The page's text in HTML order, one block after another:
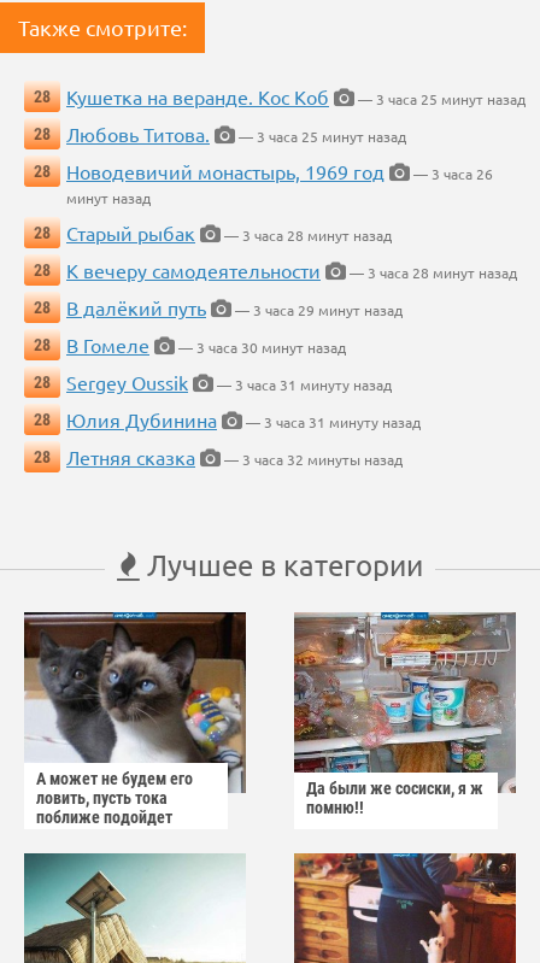
Также смотрите:
28 Кушетка на веранде. Кос Коб
— 3 часа 25 минут назад
28
Любовь Титова.
— 3 часа 25 минут назад
28
Новодевичий монастырь, 1969 год
— 3 часа 26
минут назад
28
Старый рыбак
— 3 часа 28 минут назад
28
К вечеру самодеятельности
— 3 часа 28 минут назад
28
В далёкий путь
— 3 часа 29 минут назад
28
В Гомеле
— 3 часа 30 минут назад
28
Sergey Oussik
— 3 часа 31 минуту назад
28
Юлия Дубинина
— 3 часа 31 минуту назад
28
Летняя сказка — 3 часа 32 минуты назад
Лучшее в категории
А может не будем его
ловить, пусть тока
поближе подойдет
Да были же сосиски, я ж
помню!!